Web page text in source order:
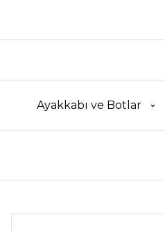
Ayakkabı ve Botlar